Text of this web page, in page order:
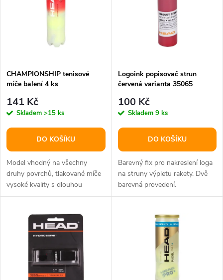
p
r
o
d
u
s
p
r
o
d
u
CHAMPIONSHIP tenisové
míče balení 4 ks
141 Kč
Skladem >15 ks
DO KOŠÍKU
Model vhodný na všechny
druhy povrchů, tlakované míče
vysoké kvality s dlouhou
životností.
Logoink popisovač strun
červená varianta 35065
100 Kč
Skladem 9 ks
DO KOŠÍKU
Barevný fix pro nakreslení loga
na struny výpletu rakety. Dvě
barevná provedení.